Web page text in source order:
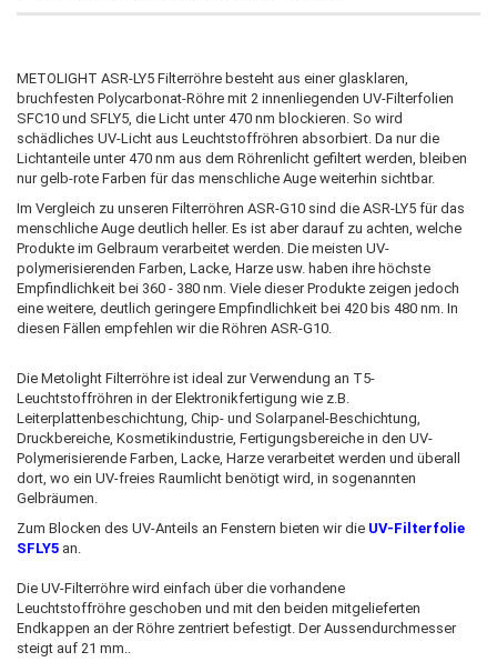
METOLIGHT ASR-LY5 Filterröhre besteht aus einer glasklaren,
bruchfesten Polycarbonat-Röhre mit 2 innenliegenden UV-Filterfolien
SFC10 und SFLY5, die Licht unter 470 nm blockieren. So wird
schädliches UV-Licht aus Leuchtstoffröhren absorbiert. Da nur die
Lichtanteile unter 470 nm aus dem Röhrenlicht gefiltert werden, bleiben
nur gelb-rote Farben für das menschliche Auge weiterhin sichtbar.
Im Vergleich zu unseren Filterröhren ASR-G10 sind die ASR-LY5 für das
menschliche Auge deutlich heller. Es ist aber darauf zu achten, welche
Produkte im Gelbraum verarbeitet werden. Die meisten UV-
polymerisierenden Farben, Lacke, Harze usw. haben ihre höchste
Empfindlichkeit bei 360 - 380 nm. Viele dieser Produkte zeigen jedoch
eine weitere, deutlich geringere Empfindlichkeit bei 420 bis 480 nm. In
diesen Fällen empfehlen wir die Röhren ASR-G10.
Die Metolight Filterröhre ist ideal zur Verwendung an T5-
Leuchtstoffröhren in der Elektronikfertigung wie z.B.
Leiterplattenbeschichtung, Chip- und Solarpanel-Beschichtung,
Druckbereiche, Kosmetikindustrie, Fertigungsbereiche in den UV-
Polymerisierende Farben, Lacke, Harze verarbeitet werden und überall
dort, wo ein UV-freies Raumlicht benötigt wird, in sogenannten
Gelbräumen.
Zum Blocken des UV-Anteils an Fenstern bieten wir die UV-Filterfolie
SFLY5 an.
Die UV-Filterröhre wird einfach über die vorhandene
Leuchtstoffröhre geschoben und mit den beiden mitgelieferten
Endkappen an der Röhre zentriert befestigt. Der Aussendurchmesser
steigt auf 21 mm..